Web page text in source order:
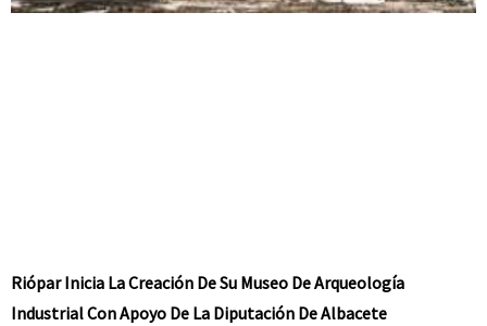
Riópar Inicia La Creación De Su Museo De Arqueología
Industrial Con Apoyo De La Diputación De Albacete